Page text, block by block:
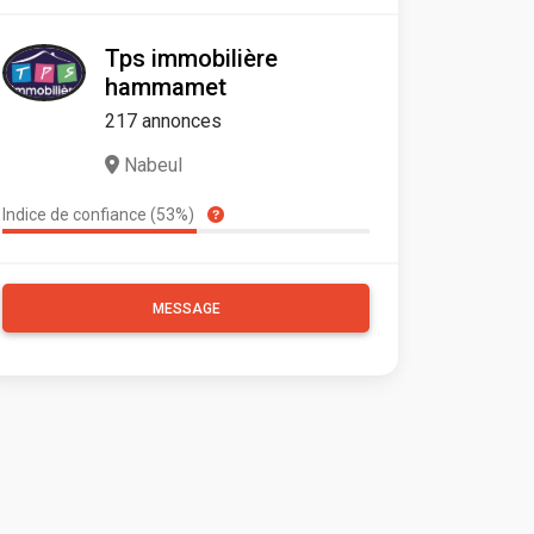
Tps immobilière
hammamet
217 annonces
Nabeul
Indice de confiance (53%)
MESSAGE